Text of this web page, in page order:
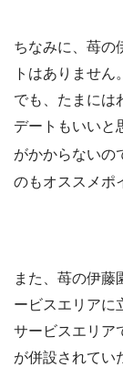
ちなみに、苺の
トはありません。
でも、たまには
デートもいいと
がかからないの
のもオススメポ
また、苺の伊藤
ービスエリアに
サービスエリア
が併設されてい